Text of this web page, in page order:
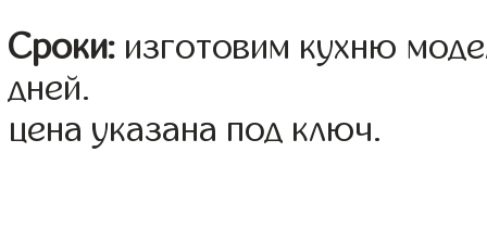
Сроки: изготовим кухню
дней.
цена указана под ключ.